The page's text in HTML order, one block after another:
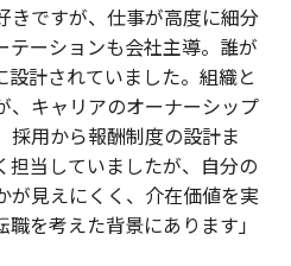
きですが、仕事が高度に細分
テーションも会社主導。誰が
計されていました。組織と
、キャリアのオーナーシップ
採用から報酬制度の設計ま
担当していましたが、自分の
が見えにくく、介在価値を実
を考えた背景にあります」